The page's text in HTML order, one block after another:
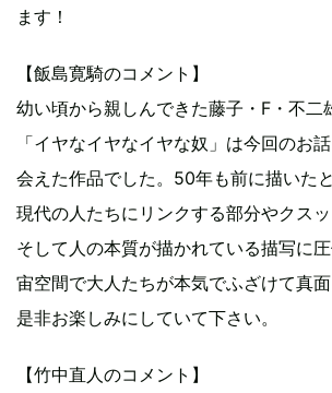
ます！
【飯島寛騎のコメント】
幼い頃から親しんできた藤子・F・不二
「イヤなイヤなイヤな奴」は今回のお
会えた作品でした。50年も前に描いた
現代の人たちにリンクする部分やクスッ
そして人の本質が描かれている描写に
宙空間で大人たちが本気でふざけて真面
是非お楽しみにしていて下さい。
【竹中直人のコメント】